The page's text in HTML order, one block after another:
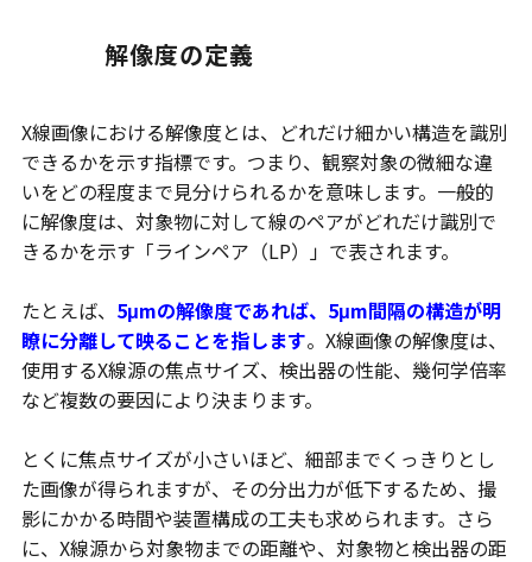
解像度の定義
X線画像における解像度とは、どれだけ細かい構造を識別
できるかを示す指標です。つまり、観察対象の微細な違
いをどの程度まで見分けられるかを意味します。一般的
に解像度は、対象物に対して線のペアがどれだけ識別で
きるかを示す「ラインペア（LP）」で表されます。
たとえば、 5μmの解像度であれば、5μm間隔の構造が明
瞭に分離して映ることを指します。X線画像の解像度は、
使用するX線源の焦点サイズ、検出器の性能、幾何学倍率
など複数の要因により決まります。
とくに焦点サイズが小さいほど、細部までくっきりとし
た画像が得られますが、その分出力が低下するため、撮
影にかかる時間や装置構成の工夫も求められます。さら
に、X線源から対象物までの距離や、対象物と検出器の距